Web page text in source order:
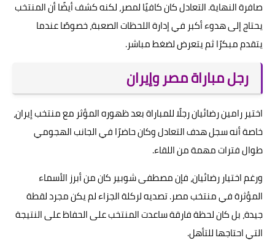
صافرة النهاية. التعادل كان كافيًا لمصر، لكنه كشف أيضًا أن المنتخب
يحتاج إلى هدوء أكبر في إدارة اللحظات الصعبة، خصوصًا عندما
يتقدم مبكرًا ثم يتعرض لضغط مباشر.
رجل مباراة مصر وإيران
اختير رامين رضائيان رجلًا للمباراة بعد ظهوره المؤثر مع منتخب إيران،
خاصة أنه سجل هدف التعادل وكان حاضرًا في الجانب الهجومي
طوال فترات مهمة من اللقاء.
ورغم اختيار رضائيان، فإن مصطفى شوبير كان من أبرز الأسماء
المؤثرة في منتخب مصر. تصديه لركلة الجزاء لم يكن مجرد لقطة
جيدة، بل كان لحظة فارقة ساعدت المنتخب على الحفاظ على النتيجة
التي احتاجها للتأهل.